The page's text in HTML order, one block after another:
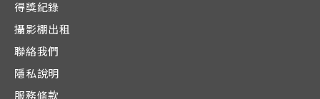
得獎紀錄
攝影棚出租
聯絡我們
隱私說明
服務條款